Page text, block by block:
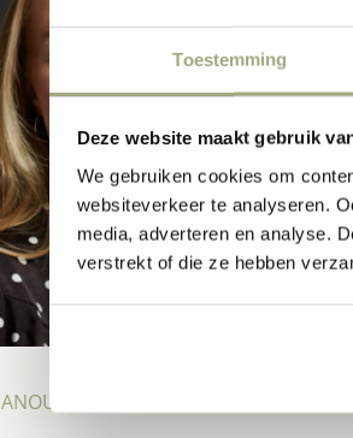
Toestemming
Deze website maakt gebruik
We gebruiken cookies om
websiteverkeer te analyseren.
media, adverteren en analyse.
verstrekt of die ze hebben
ANOUK VAN HOUDT